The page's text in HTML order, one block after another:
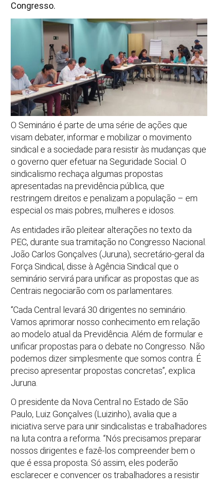
Congresso.
O Seminário é parte de uma série de ações que
visam debater, informar e mobilizar o movimento
sindical e a sociedade para resistir às mudanças que
o governo quer efetuar na Seguridade Social. O
sindicalismo rechaça algumas propostas
apresentadas na previdência pública, que
restringem direitos e penalizam a população – em
especial os mais pobres, mulheres e idosos.
As entidades irão pleitear alterações no texto da
PEC, durante sua tramitação no Congresso Nacional.
João Carlos Gonçalves (Juruna), secretário-geral da
Força Sindical, disse à Agência Sindical que o
seminário servirá para unificar as propostas que as
Centrais negociarão com os parlamentares.
“Cada Central levará 30 dirigentes no seminário.
Vamos aprimorar nosso conhecimento em relação
ao modelo atual da Previdência. Além de formular e
unificar propostas para o debate no Congresso. Não
podemos dizer simplesmente que somos contra. É
preciso apresentar propostas concretas”, explica
Juruna.
O presidente da Nova Central no Estado de São
Paulo, Luiz Gonçalves (Luizinho), avalia que a
iniciativa serve para unir sindicalistas e trabalhadores
na luta contra a reforma. “Nós precisamos preparar
nossos dirigentes e fazê-los compreender bem o
que é essa proposta. Só assim, eles poderão
esclarecer e convencer os trabalhadores a resistir